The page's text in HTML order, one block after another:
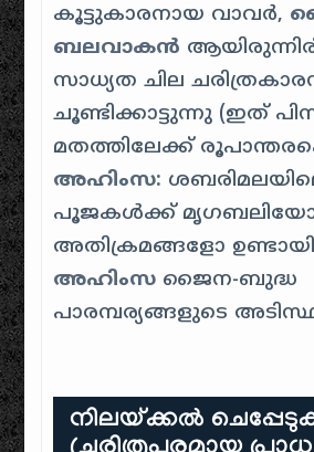
കൂട്ടുകാരനായ വാവർ,
ബലവാകൻ
സാധ്യത ചില
ചൂണ്ടിക്കാട്ടുന്നു (ഇത്
മതത്തിലേക്ക്
അഹിംസ:
പൂജകൾക്ക് മൃഗബലിയോ
അതിക്രമങ്ങളോ
അഹിംസ ജൈന-ബുദ്ധ
പാരമ്പര്യങ്ങളുടെ
നിലയ്ക്കൽ